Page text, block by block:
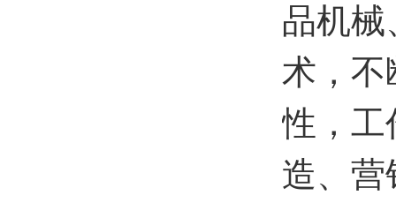
品机
术，不
性，工
造、营